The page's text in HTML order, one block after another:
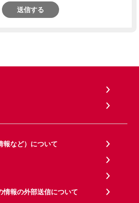
送信する
報など）について
情報の外部送信について